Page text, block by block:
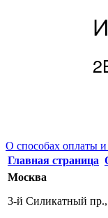
О способах оплаты и
Главная страница
Москва
3-й Силикатный пр.,